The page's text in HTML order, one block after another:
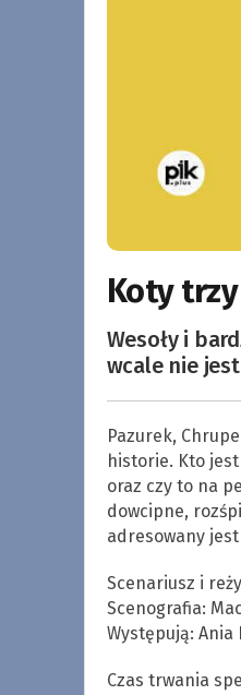
Koty
Wesoły i
wcale nie
Pazurek,
historie. Kto
oraz czy to na
dowcipne,
adresowany
Scenariusz i
Scenografia:
Występują: Ania
Czas trwania